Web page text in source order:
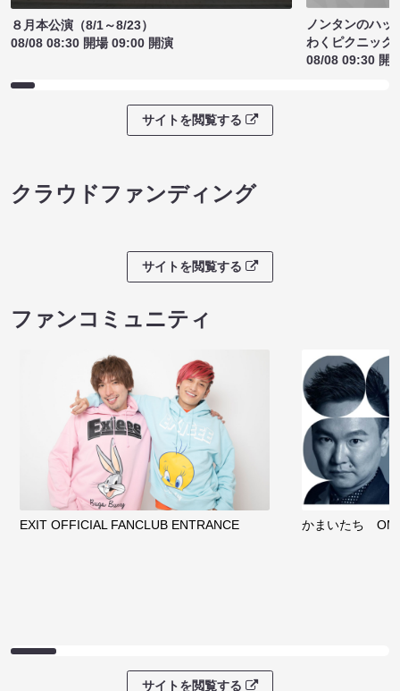
８月本公演（8/1～8/23）
08/08 08:30 開場 09:00 開演
ノンタンのハッ
わくピクニック
08/08 09:30 開
サイトを閲覧する
クラウドファンディング
サイトを閲覧する
ファンコミュニティ
EXIT OFFICIAL FANCLUB ENTRANCE かまいたち
サイトを閲覧する